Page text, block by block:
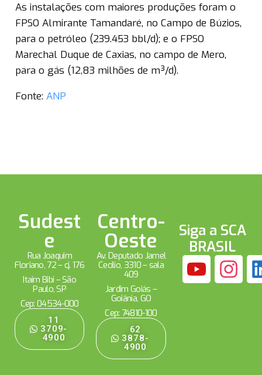
As instalações com maiores produções foram o
FPSO Almirante Tamandaré, no Campo de Búzios,
para o petróleo (239.453 bbl/d); e o FPSO
Marechal Duque de Caxias, no campo de Mero,
para o gás (12,83 milhões de m³/d).
Fonte: ANP
Sudest
e
Rua Joaquim
Floriano, 72 – cj. 176
Itaim Bibi – São
Paulo, SP
Cep: 04534-000
11
3709-
4900
Centro-
Oeste
Av. Deputado Jamel
Cecílio, 3310 – sala
409
Jardim Goiás –
Goiânia, GO
Cep: 74810-100
62
3878-
4900
Siga a SCA
BRASIL